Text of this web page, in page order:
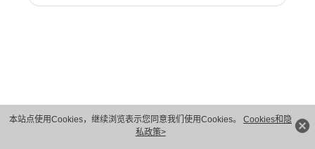
本站点使用Cookies，继续浏览表示您同意我们使用Cookies。 Cookies和隐
私政策>
版权所有 © 华为技术有限公司 1998-2026。 保留一切权利。粤A2-20044005号
隐私保护
法律声明